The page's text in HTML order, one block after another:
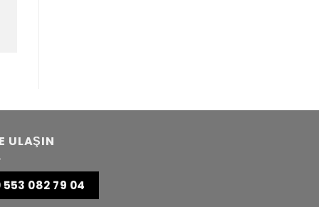
ULAŞIN
553 082 79 04